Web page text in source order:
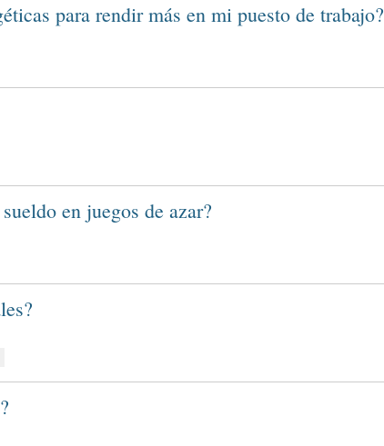
para rendir más en mi puesto de trabajo?
en juegos de azar?